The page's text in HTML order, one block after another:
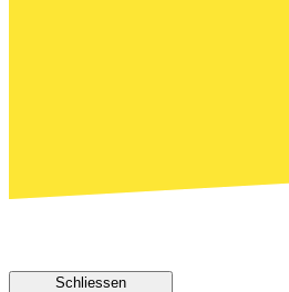
Schliessen